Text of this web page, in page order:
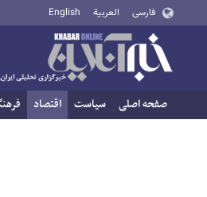
فارسی العربية English
صفحه اصلی سیاست اقتصاد